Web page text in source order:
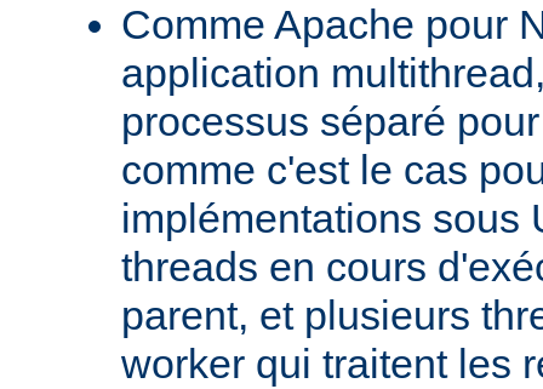
Comme Apache pour
application
processus séparé
comme c'est le cas
implémentations sous
threads en cours
parent, et plusieurs
worker qui traitent les